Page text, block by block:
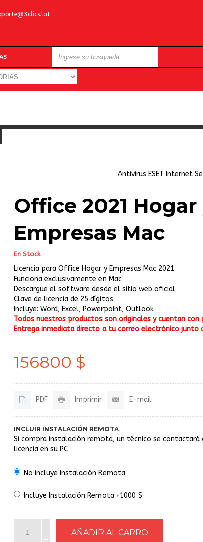
Antivirus ESET Internet
Office 2021 Hogar
Empresas Mac
En Stock
Licencia para Office Hogar y Empresas Mac 2021
Funciona exclusivamente en Mac
Descargue el software desde el sitio web oficial
Clave de licencia de 25 dígitos
Incluye: Word, Excel, Powerpoint, Outlook
Todos nuestros productos son originales y cuentan
Entrega inmediata directo a tu correo electrónico junto
156800 $
PDF Imprimir E-mail
INCLUIR INSTALACIÓN REMOTA
Si compra instalación remota, un técnico se
licencia en su PC
No incluye Instalación Remota
Incluye Instalación Remota +1000 $